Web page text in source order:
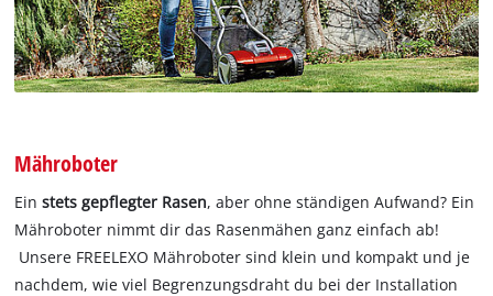
Mähroboter
Einstets gepflegter Rasen, aber ohne ständigen Aufwand? Ein
Mähroboter nimmt dir das Rasenmähen ganz einfach ab!
Unsere FREELEXO Mähroboter sind klein und kompakt und je
nachdem, wie viel Begrenzungsdraht du bei der Installation